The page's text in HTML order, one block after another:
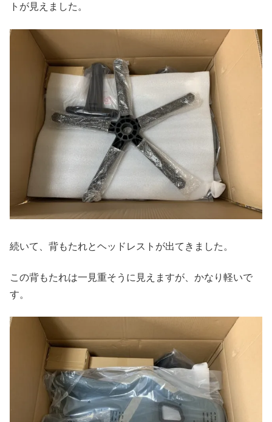
トが見えました。
続いて、背もたれとヘッドレストが出てきました。
この背もたれは一見重そうに見えますが、かなり軽いで
す。